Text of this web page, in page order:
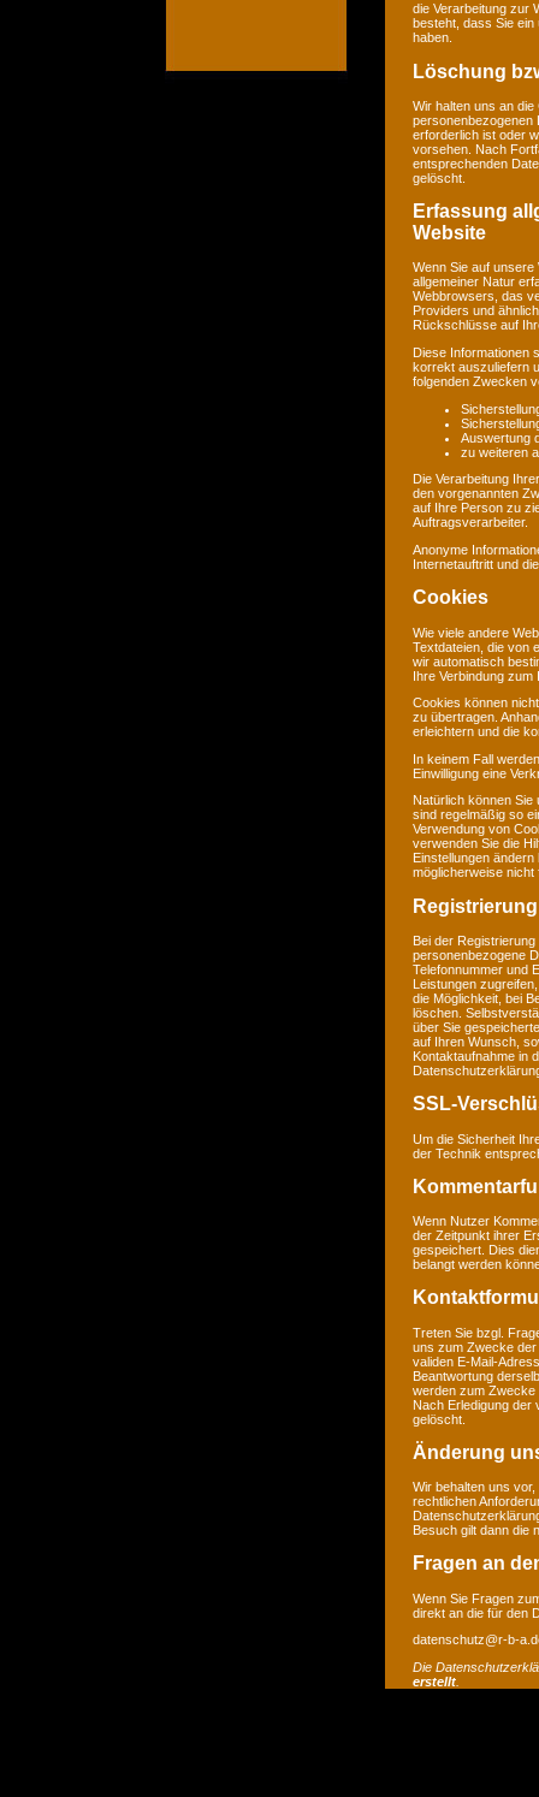
die Verarbeitung zur
besteht, dass Sie
haben.
Löschung
Wir halten uns an
personenbezogenen
erforderlich ist oder
vorsehen. Nach
entsprechenden
gelöscht.
Erfassung
Website
Wenn Sie auf
allgemeiner Natur
Webbrowsers, das
Providers und
Rückschlüsse auf
Diese Informationen
korrekt auszuliefern
folgenden Zwecken
Auswertung
zu weiteren
Die Verarbeitung
den vorgenannten
auf Ihre Person zu
Auftragsverarbeiter.
Anonyme
Internetauftritt und
Cookies
Wie viele andere
Textdateien, die von
wir automatisch
Ihre Verbindung zum
Cookies können
zu übertragen.
erleichtern und die
In keinem Fall
Einwilligung eine
Natürlich können
sind regelmäßig so
Verwendung von
verwenden Sie die
Einstellungen
möglicherweise nicht
Bei der
personenbezogene
Telefonnummer und
Leistungen
die Möglichkeit, bei
löschen.
über Sie
auf Ihren Wunsch,
Kontaktaufnahme in
SSL-
Um die Sicherheit
der Technik
Wenn Nutzer
der Zeitpunkt ihrer
gespeichert. Dies
belangt werden
Treten Sie bzgl.
uns zum Zwecke der
validen E-Mail-
Beantwortung
werden zum Zwecke
Nach Erledigung der
gelöscht.
Änderung
Wir behalten uns
rechtlichen
Besuch gilt dann die
Fragen an
Wenn Sie Fragen
direkt an die für den
datenschutz@r-b-
Die
erstellt